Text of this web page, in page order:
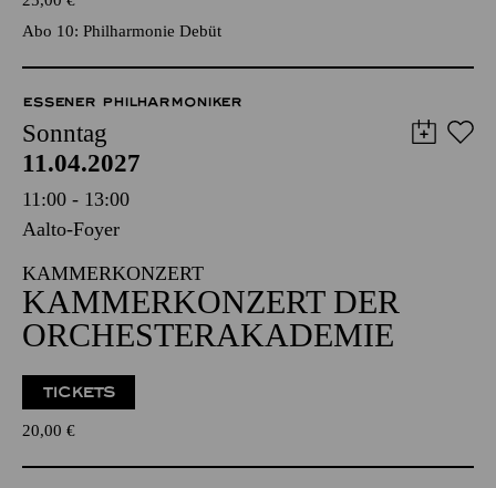
TICKETS
25,00€
Abo 10: Philharmonie Debüt
ESSENER PHILHARMONIKER
Sonntag
11.04.2027
11:00 - 13:00
Aalto-Foyer
KAMMERKONZERT
KAMMERKONZERT DER
ORCHESTERAKADEMIE